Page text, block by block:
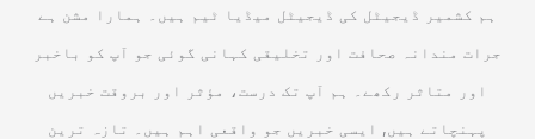
ہم کشمیر ڈیجیٹل کی ڈیجیٹل میڈیا ٹیم ہیں۔ ہمارا مشن ہے
جرات مندانہ صحافت اور تخلیقی کہانی گوئی جو آپ کو باخبر
اور متاثر رکھے۔ ہم آپ تک درست، مؤثر اور بروقت خبریں
پہنچاتے ہیں, ایسی خبریں جو واقعی اہم ہیں۔ تازہ ترین